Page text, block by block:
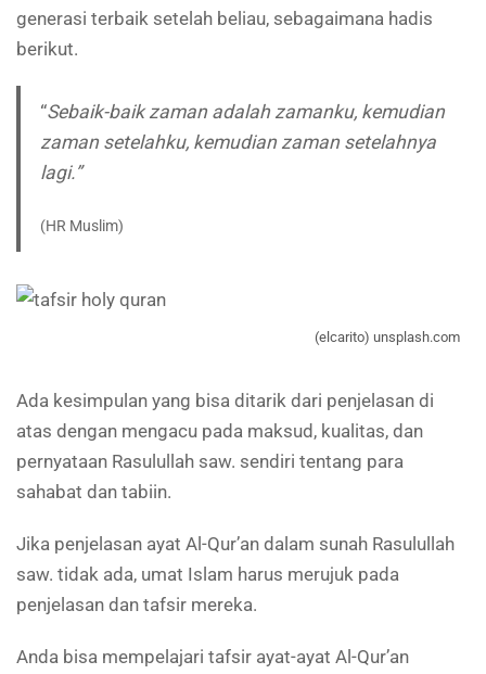
generasi terbaik setelah beliau, sebagaimana hadis
berikut.
“Sebaik-baik zaman adalah zamanku, kemudian
zaman setelahku, kemudian zaman setelahnya
lagi.”
(HR Muslim)
(elcarito) unsplash.com
Ada kesimpulan yang bisa ditarik dari penjelasan di
atas dengan mengacu pada maksud, kualitas, dan
pernyataan Rasulullah saw. sendiri tentang para
sahabat dan tabiin.
Jika penjelasan ayat Al-Qur’an dalam sunah Rasulullah
saw. tidak ada, umat Islam harus merujuk pada
penjelasan dan tafsir mereka.
Anda bisa mempelajari tafsir ayat-ayat Al-Qur’an